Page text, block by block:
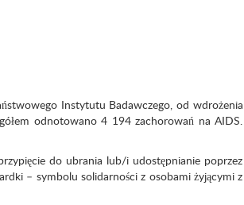
Instytutu Badawczego, od wdrożenia
odnotowano 4 194 zachorowań na AIDS.
do ubrania lub/i udostępnianie poprzez
– symbolu solidarności z osobami żyjącymi z